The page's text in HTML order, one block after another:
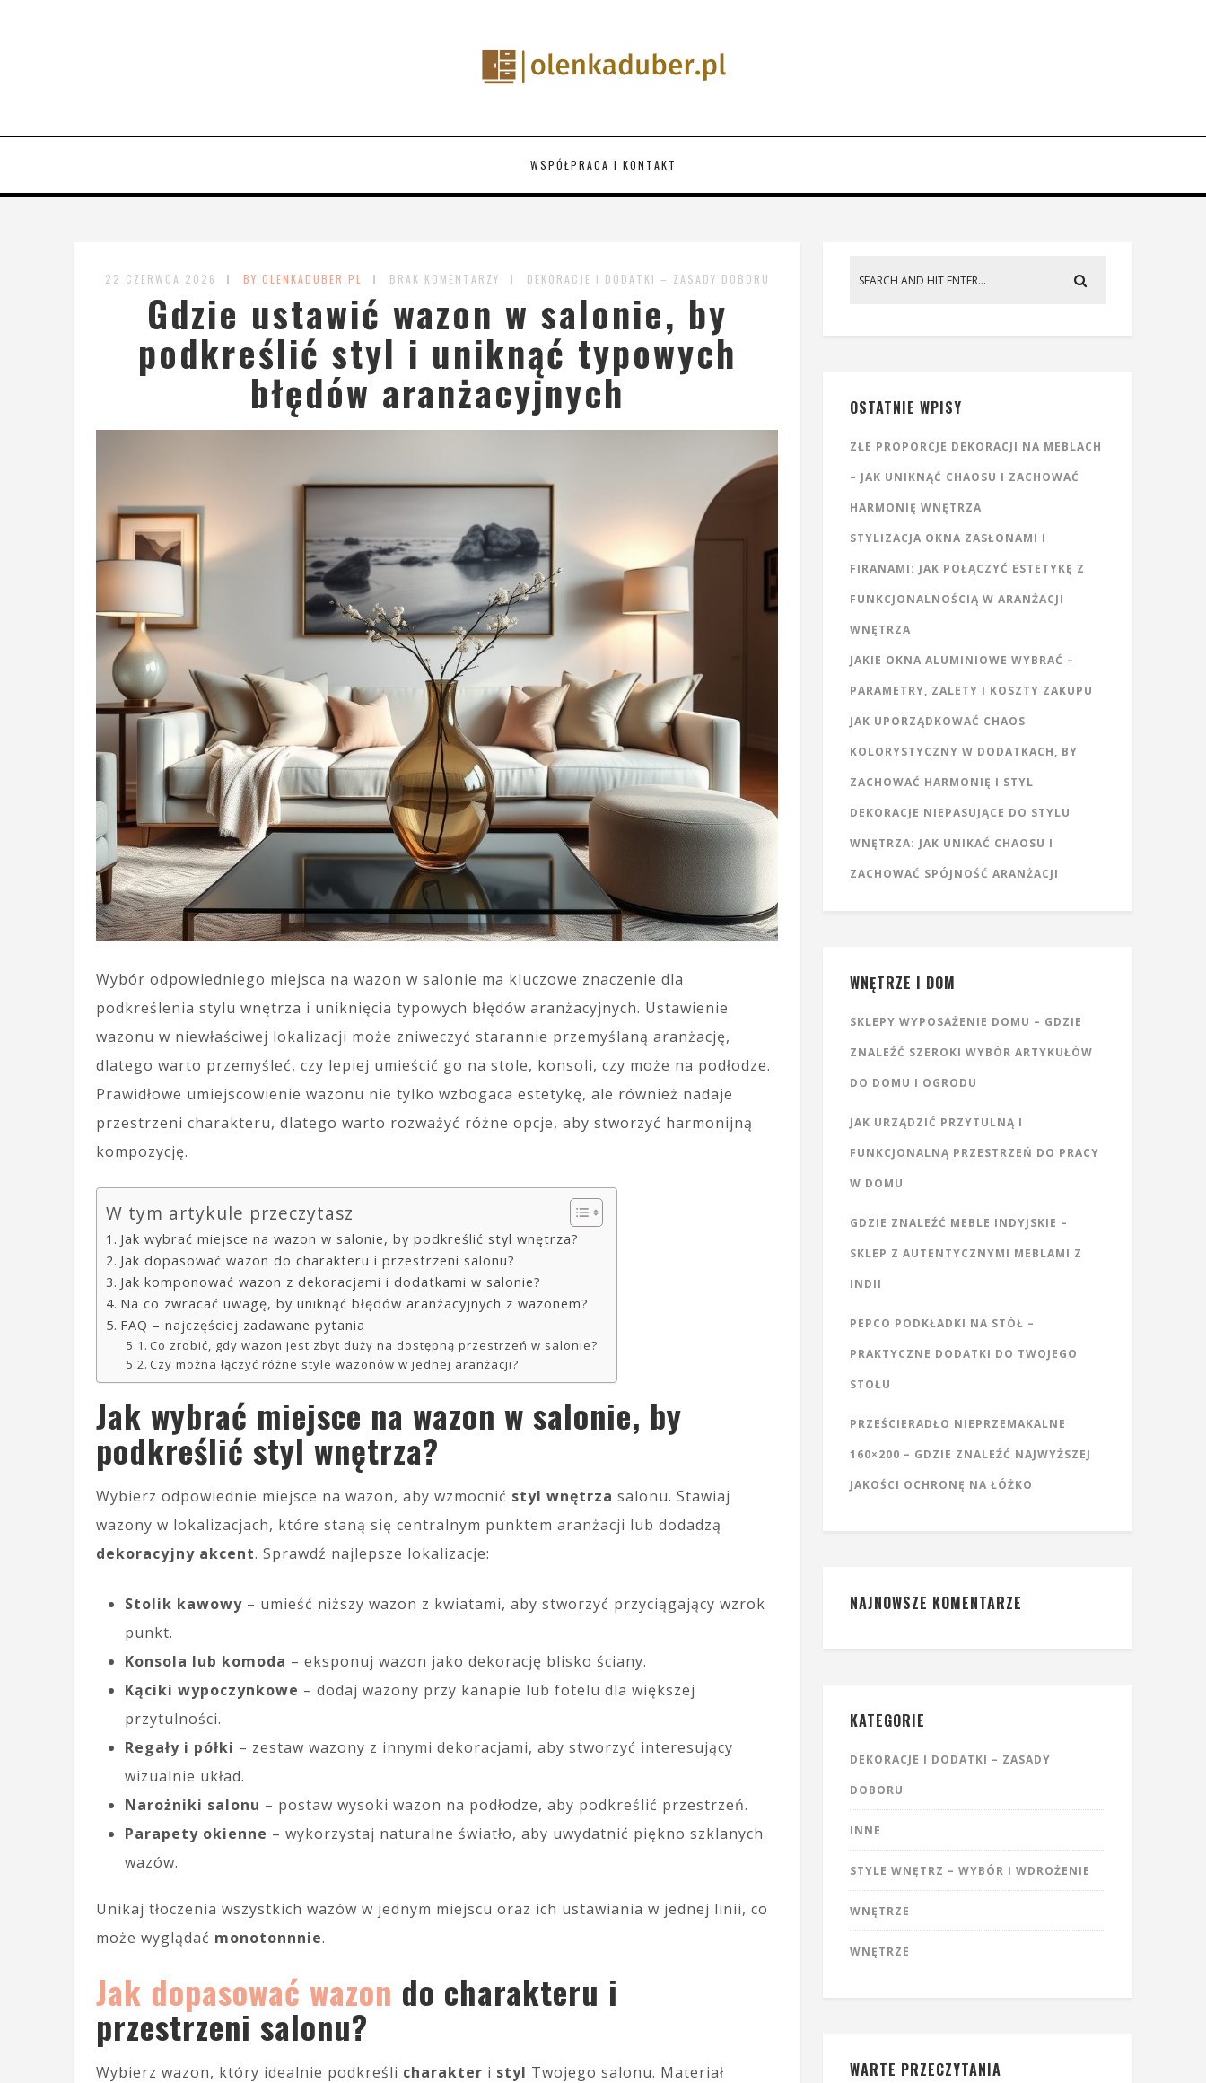
WSPÓŁPRACA I KONTAKT
22 CZERWCA 2026 BY OLENKADUBER.PL BRAK KOMENTARZY DEKORACJE I DODATKI – ZASADY DOBORU
Gdzie ustawić wazon w salonie, by
podkreślić styl i uniknąć typowych
błędów aranżacyjnych
Wybór odpowiedniego miejsca na wazon w salonie ma kluczowe znaczenie dla
podkreślenia stylu wnętrza i uniknięcia typowych błędów aranżacyjnych. Ustawienie
wazonu w niewłaściwej lokalizacji może zniweczyć starannie przemyślaną aranżację,
dlatego warto przemyśleć, czy lepiej umieścić go na stole, konsoli, czy może na podłodze.
Prawidłowe umiejscowienie wazonu nie tylko wzbogaca estetykę, ale również nadaje
przestrzeni charakteru, dlatego warto rozważyć różne opcje, aby stworzyć harmonijną
kompozycję.
W tym artykule przeczytasz
Jak wybrać miejsce na wazon w salonie, by podkreślić styl wnętrza?
Jak dopasować wazon do charakteru i przestrzeni salonu?
Jak komponować wazon z dekoracjami i dodatkami w salonie?
Na co zwracać uwagę, by uniknąć błędów aranżacyjnych z wazonem?
FAQ – najczęściej zadawane pytania
Co zrobić, gdy wazon jest zbyt duży na dostępną przestrzeń w salonie?
Czy można łączyć różne style wazonów w jednej aranżacji?
Jak wybrać miejsce na wazon w salonie, by
podkreślić styl wnętrza?
Wybierz odpowiednie miejsce na wazon, aby wzmocnić styl wnętrza salonu. Stawiaj
wazony w lokalizacjach, które staną się centralnym punktem aranżacji lub dodadzą
dekoracyjny akcent. Sprawdź najlepsze lokalizacje:
Stolik kawowy – umieść niższy wazon z kwiatami, aby stworzyć przyciągający wzrok
punkt.
Konsola lub komoda – eksponuj wazon jako dekorację blisko ściany.
Kąciki wypoczynkowe – dodaj wazony przy kanapie lub fotelu dla większej
przytulności.
Regały i półki – zestaw wazony z innymi dekoracjami, aby stworzyć interesujący
wizualnie układ.
Narożniki salonu – postaw wysoki wazon na podłodze, aby podkreślić przestrzeń.
Parapety okienne – wykorzystaj naturalne światło, aby uwydatnić piękno szklanych
wazów.
Unikaj tłoczenia wszystkich wazów w jednym miejscu oraz ich ustawiania w jednej linii, co
może wyglądać monotonnnie.
Jak dopasować wazon do charakteru i
przestrzeni salonu?
Wybierz wazon, który idealnie podkreśli charakter i styl Twojego salonu. Materiał
OSTATNIE WPISY
ZŁE PROPORCJE DEKORACJI NA MEBLACH
– JAK UNIKNĄĆ CHAOSU I ZACHOWAĆ
HARMONIĘ WNĘTRZA
STYLIZACJA OKNA ZASŁONAMI I
FIRANAMI: JAK POŁĄCZYĆ ESTETYKĘ Z
FUNKCJONALNOŚCIĄ W ARANŻACJI
WNĘTRZA
JAKIE OKNA ALUMINIOWE WYBRAĆ –
PARAMETRY, ZALETY I KOSZTY ZAKUPU
JAK UPORZĄDKOWAĆ CHAOS
KOLORYSTYCZNY W DODATKACH, BY
ZACHOWAĆ HARMONIĘ I STYL
DEKORACJE NIEPASUJĄCE DO STYLU
WNĘTRZA: JAK UNIKAĆ CHAOSU I
ZACHOWAĆ SPÓJNOŚĆ ARANŻACJI
WNĘTRZE I DOM
SKLEPY WYPOSAŻENIE DOMU – GDZIE
ZNALEŹĆ SZEROKI WYBÓR ARTYKUŁÓW
DO DOMU I OGRODU
JAK URZĄDZIĆ PRZYTULNĄ I
FUNKCJONALNĄ PRZESTRZEŃ DO PRACY
W DOMU
GDZIE ZNALEŹĆ MEBLE INDYJSKIE –
SKLEP Z AUTENTYCZNYMI MEBLAMI Z
INDII
PEPCO PODKŁADKI NA STÓŁ –
PRAKTYCZNE DODATKI DO TWOJEGO
STOŁU
PRZEŚCIERADŁO NIEPRZEMAKALNE
160×200 – GDZIE ZNALEŹĆ NAJWYŻSZEJ
JAKOŚCI OCHRONĘ NA ŁÓŻKO
NAJNOWSZE KOMENTARZE
KATEGORIE
DEKORACJE I DODATKI – ZASADY
DOBORU
INNE
STYLE WNĘTRZ – WYBÓR I WDROŻENIE
WNĘTRZE
WNĘTRZE
WARTE PRZECZYTANIA